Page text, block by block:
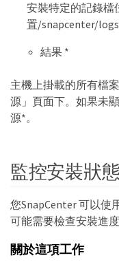
安裝特定的記錄檔
置/snapcenter/
結果 *
主機上掛載的所有檔
源」頁面下。如果未
源*。
監控安裝狀態
您SnapCenter 可以使
可能需要檢查安裝進
關於這項工作